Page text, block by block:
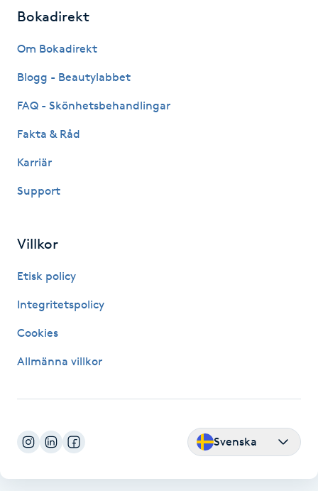
Healing
HIFU
Hollywood Peel
Huduppstramning
Hudvård
Bokadirekt
Om Bokadirekt
Blogg - Beautylabbet
FAQ - Skönhetsbehandlingar
Fakta & Råd
Karriär
Support
Villkor
Etisk policy
Integritetspolicy
Cookies
Allmänna villkor
Svenska